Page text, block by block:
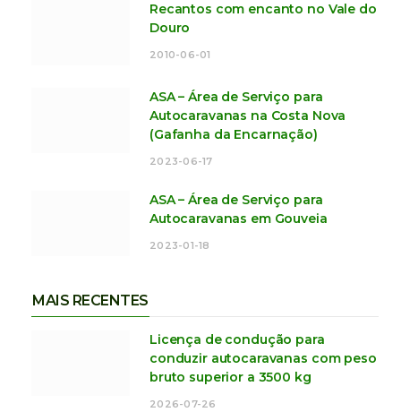
Recantos com encanto no Vale do
Douro
2010-06-01
ASA – Área de Serviço para
Autocaravanas na Costa Nova
(Gafanha da Encarnação)
2023-06-17
ASA – Área de Serviço para
Autocaravanas em Gouveia
2023-01-18
MAIS RECENTES
Licença de condução para
conduzir autocaravanas com peso
bruto superior a 3500 kg
2026-07-26